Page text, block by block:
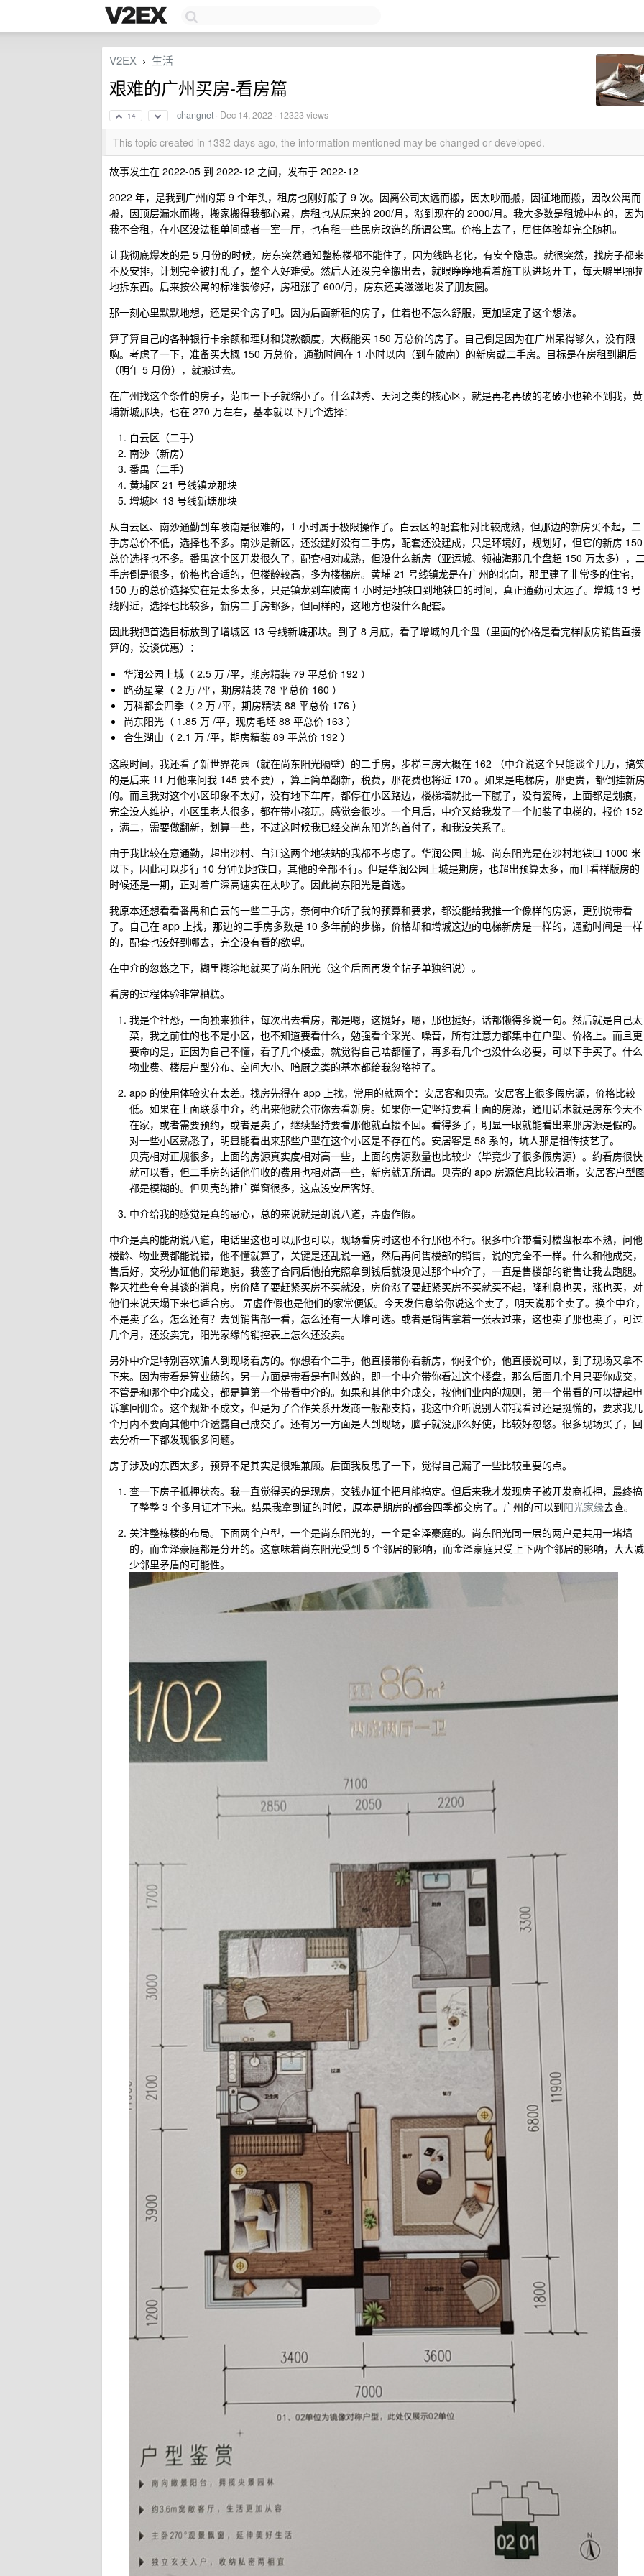
V2EX › 生活
艰难的广州买房-看房篇
14 changnet · Dec 14, 2022 · 12323 views
This topic created in 1332 days ago, the information mentioned may be changed or developed.
故事发生在 2022-05 到 2022-12 之间，发布于 2022-12
2022 年，是我到广州的第 9 个年头，租房也刚好般了 9 次。因离公司太远而搬，因太吵而搬，因征地而搬，因改公寓而
搬，因顶层漏水而搬，搬家搬得我都心累，房租也从原来的 200/月，涨到现在的 2000/月。我大多数是租城中村的，因为
我不合租，在小区没法租单间或者一室一厅，也有租一些民房改造的所谓公寓。价格上去了，居住体验却完全随机。
让我彻底爆发的是 5 月份的时候，房东突然通知整栋楼都不能住了，因为线路老化，有安全隐患。就很突然，找房子都来
不及安排，计划完全被打乱了，整个人好难受。然后人还没完全搬出去，就眼睁睁地看着施工队进场开工，每天噼里啪啦
地拆东西。后来按公寓的标准装修好，房租涨了 600/月，房东还美滋滋地发了朋友圈。
那一刻心里默默地想，还是买个房子吧。因为后面新租的房子，住着也不怎么舒服，更加坚定了这个想法。
算了算自己的各种银行卡余额和理财和贷款额度，大概能买 150 万总价的房子。自己倒是因为在广州呆得够久，没有限
购。考虑了一下，准备买大概 150 万总价，通勤时间在 1 小时以内（到车陂南）的新房或二手房。目标是在房租到期后
（明年 5 月份），就搬过去。
在广州找这个条件的房子，范围一下子就缩小了。什么越秀、天河之类的核心区，就是再老再破的老破小也轮不到我，黄
埔新城那块，也在 270 万左右，基本就以下几个选择：
白云区（二手）
南沙（新房）
番禺（二手）
黄埔区 21 号线镇龙那块
增城区 13 号线新塘那块
从白云区、南沙通勤到车陂南是很难的，1 小时属于极限操作了。白云区的配套相对比较成熟，但那边的新房买不起，二
手房总价不低，选择也不多。南沙是新区，还没建好没有二手房，配套还没建成，只是环境好，规划好，但它的新房 150
总价选择也不多。番禺这个区开发很久了，配套相对成熟，但没什么新房（亚运城、领袖海那几个盘超 150 万太多），
手房倒是很多，价格也合适的，但楼龄较高，多为楼梯房。黄埔 21 号线镇龙是在广州的北向，那里建了非常多的住宅，
150 万的总价选择实在是太多太多，只是镇龙到车陂南 1 小时是地铁口到地铁口的时间，真正通勤可太远了。增城 13 号
线附近，选择也比较多，新房二手房都多，但同样的，这地方也没什么配套。
因此我把首选目标放到了增城区 13 号线新塘那块。到了 8 月底，看了增城的几个盘（里面的价格是看完样版房销售直接
算的，没谈优惠）：
华润公园上城（ 2.5 万 /平，期房精装 79 平总价 192 ）
路劲星棠（ 2 万 /平，期房精装 78 平总价 160 ）
万科都会四季（ 2 万 /平，期房精装 88 平总价 176 ）
尚东阳光（ 1.85 万 /平，现房毛坯 88 平总价 163 ）
合生湖山（ 2.1 万 /平，期房精装 89 平总价 192 ）
这段时间，我还看了新世界花园（就在尚东阳光隔壁）的二手房，步梯三房大概在 162 （中介说这个只能谈个几万，搞
的是后来 11 月他来问我 145 要不要），算上简单翻新，税费，那花费也将近 170 。如果是电梯房，那更贵，都倒挂新
的。而且我对这个小区印象不太好，没有地下车库，都停在小区路边，楼梯墙就批一下腻子，没有瓷砖，上面都是划痕，
完全没人维护，小区里老人很多，都在带小孩玩，感觉会很吵。一个月后，中介又给我发了一个加装了电梯的，报价 152
，满二，需要做翻新，划算一些，不过这时候我已经交尚东阳光的首付了，和我没关系了。
由于我比较在意通勤，超出沙村、白江这两个地铁站的我都不考虑了。华润公园上城、尚东阳光是在沙村地铁口 1000 米
以下，因此可以步行 10 分钟到地铁口，其他的全部不行。但是华润公园上城是期房，也超出预算太多，而且看样版房的
时候还是一期，正对着广深高速实在太吵了。因此尚东阳光是首选。
我原本还想看看番禺和白云的一些二手房，奈何中介听了我的预算和要求，都没能给我推一个像样的房源，更别说带看
了。自己在 app 上找，那边的二手房多数是 10 多年前的步梯，价格却和增城这边的电梯新房是一样的，通勤时间是一样
的，配套也没好到哪去，完全没有看的欲望。
在中介的忽悠之下，糊里糊涂地就买了尚东阳光（这个后面再发个帖子单独细说）。
看房的过程体验非常糟糕。
我是个社恐，一向独来独往，每次出去看房，都是嗯，这挺好，嗯，那也挺好，话都懒得多说一句。然后就是自己太
菜，我之前住的也不是小区，也不知道要看什么，勉强看个采光、噪音，所有注意力都集中在户型、价格上。而且更
要命的是，正因为自己不懂，看了几个楼盘，就觉得自己啥都懂了，再多看几个也没什么必要，可以下手买了。什么
物业费、楼层户型分布、空间大小、暗厨之类的基本都给我忽略掉了。
app 的使用体验实在太差。找房先得在 app 上找，常用的就两个：安居客和贝壳。安居客上很多假房源，价格比较
低。如果在上面联系中介，约出来他就会带你去看新房。如果你一定坚持要看上面的房源，通用话术就是房东今天不
在家，或者需要预约，或者是卖了，继续坚持要看那他就直接不回。看得多了，明显一眼就能看出来那房源是假的。
对一些小区熟悉了，明显能看出来那些户型在这个小区是不存在的。安居客是 58 系的，坑人那是祖传技艺了。
贝壳相对正规很多，上面的房源真实度相对高一些，上面的房源数量也比较少（毕竟少了很多假房源）。约看房很快
就可以看，但二手房的话他们收的费用也相对高一些，新房就无所谓。贝壳的 app 房源信息比较清晰，安居客户型
都是模糊的。但贝壳的推广弹窗很多，这点没安居客好。
中介给我的感觉是真的恶心，总的来说就是胡说八道，弄虚作假。
中介是真的能胡说八道，电话里这也可以那也可以，现场看房时这也不行那也不行。很多中介带看对楼盘根本不熟，问他
楼龄、物业费都能说错，他不懂就算了，关键是还乱说一通，然后再问售楼部的销售，说的完全不一样。什么和他成交，
售后好，交税办证他们帮跑腿，我签了合同后他拍完照拿到钱后就没见过那个中介了，一直是售楼部的销售让我去跑腿。
整天推些夸夸其谈的消息，房价降了要赶紧买房不买就没，房价涨了要赶紧买房不买就买不起，降利息也买，涨也买，对
他们来说天塌下来也适合房。 弄虚作假也是他们的家常便饭。今天发信息给你说这个卖了，明天说那个卖了。换个中介
不是卖了么，怎么还有？去到销售部一看，怎么还有一大堆可选。或者是销售拿着一张表过来，这也卖了那也卖了，可过
几个月，还没卖完，阳光家缘的销控表上怎么还没卖。
另外中介是特别喜欢骗人到现场看房的。你想看个二手，他直接带你看新房，你报个价，他直接说可以，到了现场又拿不
下来。因为带看是算业绩的，另一方面是带看是有时效的，即一个中介带你看过这个楼盘，那么后面几个月只要你成交，
不管是和哪个中介成交，都是算第一个带看中介的。如果和其他中介成交，按他们业内的规则，第一个带看的可以提起申
诉拿回佣金。这个规矩不成文，但是为了合作关系开发商一般都支持，我这中介听说别人带我看过还是挺慌的，要求我几
个月内不要向其他中介透露自己成交了。还有另一方面是人到现场，脑子就没那么好使，比较好忽悠。很多现场买了，回
去分析一下都发现很多问题。
房子涉及的东西太多，预算不足其实是很难兼顾。后面我反思了一下，觉得自己漏了一些比较重要的点。
查一下房子抵押状态。我一直觉得买的是现房，交钱办证个把月能搞定。但后来我才发现房子被开发商抵押，最终搞
了整整 3 个多月证才下来。结果我拿到证的时候，原本是期房的都会四季都交房了。广州的可以到阳光家缘去查。
关注整栋楼的布局。下面两个户型，一个是尚东阳光的，一个是金泽豪庭的。尚东阳光同一层的两户是共用一堵墙
的，而金泽豪庭都是分开的。这意味着尚东阳光受到 5 个邻居的影响，而金泽豪庭只受上下两个邻居的影响，大大减
少邻里矛盾的可能性。